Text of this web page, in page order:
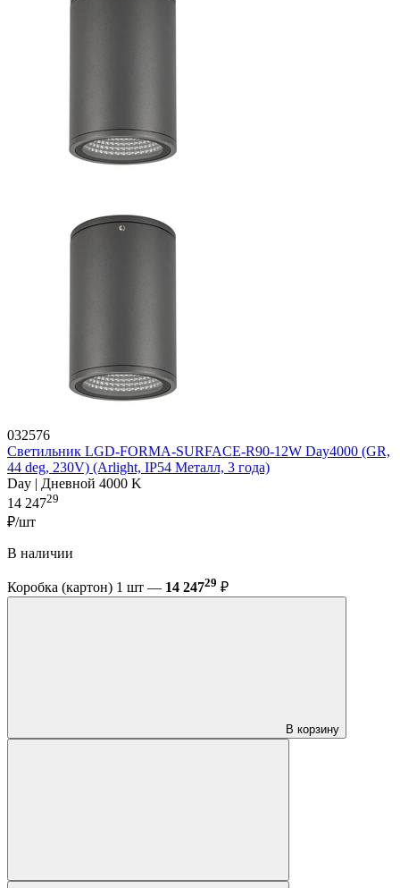
032576
Светильник LGD-FORMA-SURFACE-R90-12W Day4000 (GR,
44 deg, 230V) (Arlight, IP54 Металл, 3 года)
Day | Дневной 4000 K
14 24729
₽/шт
В наличии
Коробка (картон) 1 шт — 14 24729 ₽
В корзину